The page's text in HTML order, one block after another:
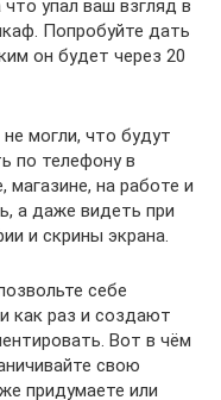
упал ваш взгляд в
Попробуйте дать
он будет через 20
могли, что будут
по телефону в
магазине, на работе и
а даже видеть при
и скрины экрана.
себе
как раз и создают
Вот в чём
свою
придумаете или